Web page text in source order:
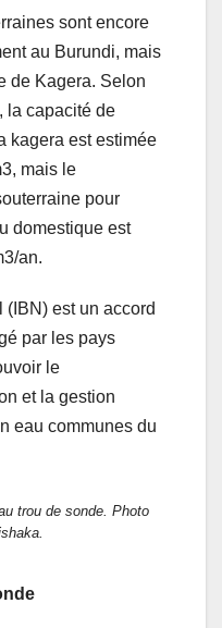
sont encore
au Burundi, mais
de Kagera. Selon
la capacité de
kagera est estimée
3, mais le
pour
domestique est
3/an.
(IBN) est un accord
par les pays
le
et la gestion
eau communes du
trou de sonde. Photo